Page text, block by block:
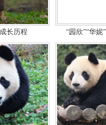
长历程 “园欣”“华